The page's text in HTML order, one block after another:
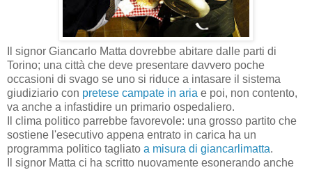
Il signor Giancarlo Matta dovrebbe abitare dalle parti di
Torino; una città che deve presentare davvero poche
occasioni di svago se uno si riduce a intasare il sistema
giudiziario con pretese campate in aria e poi, non contento,
va anche a infastidire un primario ospedaliero.
Il clima politico parrebbe favorevole: una grosso partito che
sostiene l'esecutivo appena entrato in carica ha un
programma politico tagliato a misura di giancarlimatta.
Il signor Matta ci ha scritto nuovamente esonerando anche